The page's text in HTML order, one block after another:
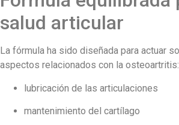
salud articular
La fórmula ha sido diseñada para actuar
aspectos relacionados con la osteoartritis:
lubricación de las articulaciones
mantenimiento del cartílago